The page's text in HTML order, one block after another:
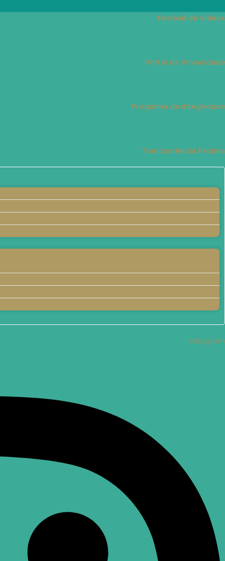
Festival de Vídeos
Portal da Privacidade
Programa de Integridade
Transparência Feluma
Instagram